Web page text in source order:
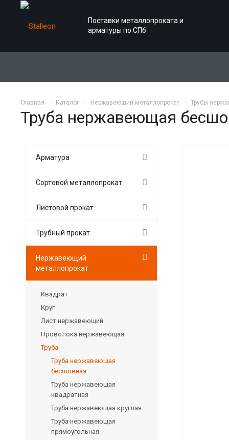
Поставки металлопроката и
арматуры по СПб
Главная Каталог Нержавеющий металлопрокат Трубы
Труба нержавеющая
Арматура
Сортовой металлопрокат
Листовой прокат
Трубный прокат
Нержавеющий
металлопрокат
Квадрат
Круг
Лист нержавеющий
Проволока нержавеющая
Труба
Труба нержавеющая
бесшовная
Труба нержавеющая
квадратная
Труба нержавеющая круглая
Труба нержавеющая
прямоугольная